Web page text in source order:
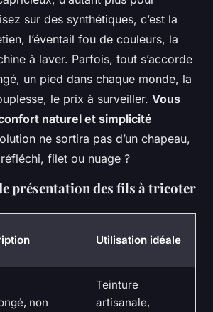
sur des synthétiques, c’est la
l’éventail fou de couleurs, la
à laver. Parfois, tout s’accorde
un pied dans chaque monde, la
le prix à surveiller. Vous
naturel et simplicité
ne sortira pas d’un chapeau,
filet ou nuage ?
présentation des fils à tricoter
Utilisation idéale
non
Teinture
artisanale,